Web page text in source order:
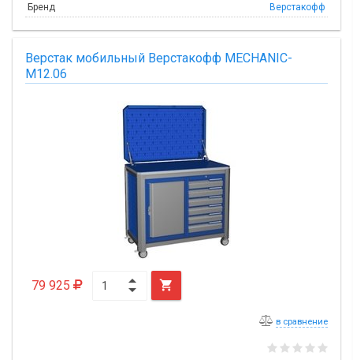
Бренд Верстакофф
Верстак мобильный Верстакофф MECHANIC-
М12.06
79 925 
в сравнение